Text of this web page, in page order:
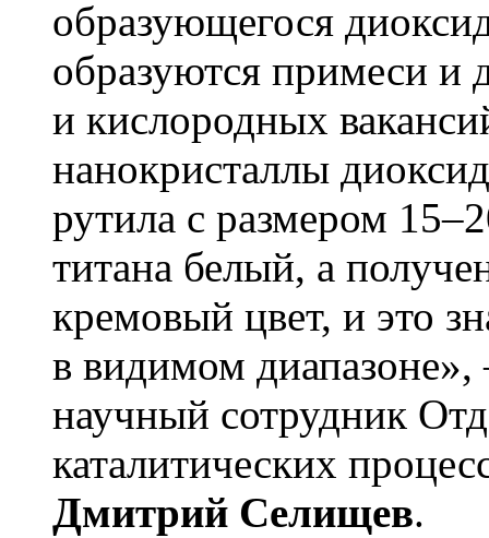
образующегося
образуются примеси и
и кислородных
нанокристаллы
рутила с размером
титана белый, а
кремовый цвет, и это
в видимом
научный сотрудник
каталитических
Дмитрий Селищев.